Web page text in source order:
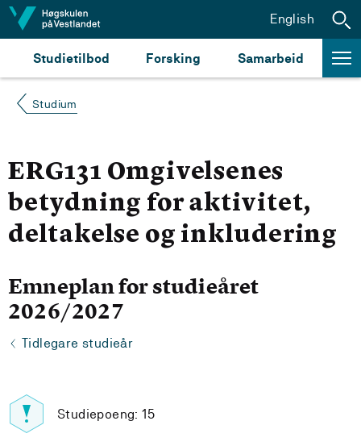
Hopp til innhald
Studietilbod Forsking Samarbeid
English
Studium
ERG131 Omgivelsenes
betydning for aktivitet,
deltakelse og inkludering
Emneplan for studieåret
2026/2027
Tidlegare studieår
Studiepoeng: 15